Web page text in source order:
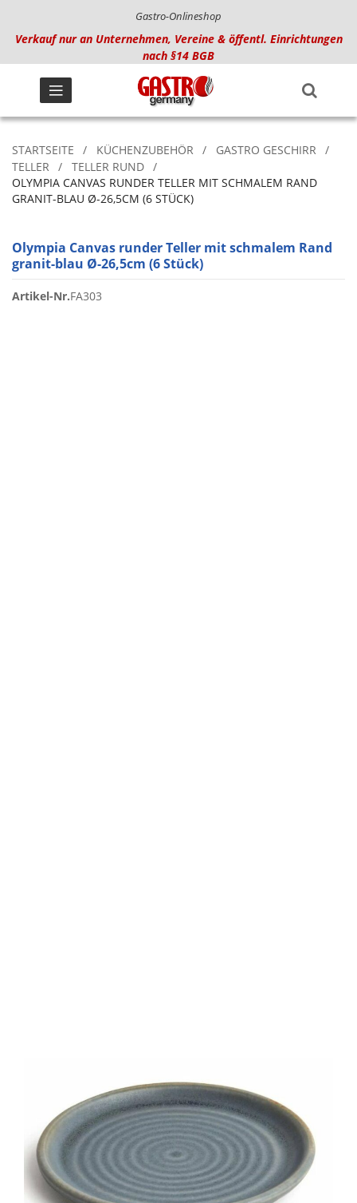
Gastro-Onlineshop
Verkauf nur an Unternehmen, Vereine & öffentl. Einrichtungen
nach §14 BGB
STARTSEITE KÜCHENZUBEHÖR
GASTRO GESCHIRR
TELLER
TELLER RUND
OLYMPIA CANVAS RUNDER TELLER MIT SCHMALEM RAND
GRANIT-BLAU Ø-26,5CM (6 STÜCK)
Olympia Canvas runder Teller mit schmalem Rand
granit-blau Ø-26,5cm (6 Stück)
Artikel-Nr.FA303